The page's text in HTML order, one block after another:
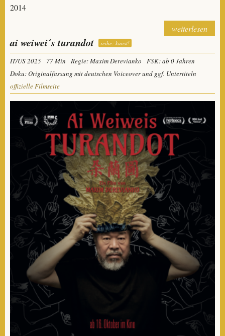
2014
weiterlesen
ai weiwei´s turandot reihe: kunst!
IT/US 2025 77 Min Regie: Maxim Derevianko
FSK: ab 0 Jahren
Doku: Originalfassung mit deutschen Voiceover und ggf. Untertiteln
offizielle Filmseite